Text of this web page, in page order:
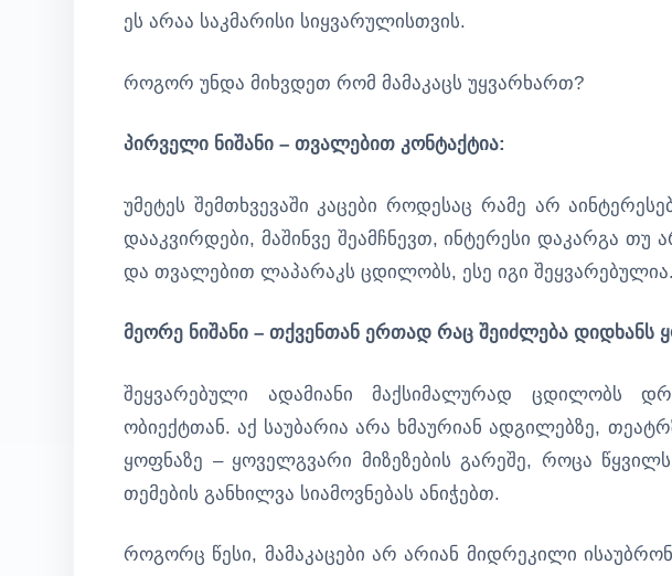
ეს არაა საკმარისი სიყვარულისთვის.
როგორ უნდა მიხვდეთ რომ მამაკაცს უყვარხართ?
პირველი ნიშანი – თვალებით კონტაქტია:
უმეტეს შემთხვევაში კაცები როდესაც რამე არ
დააკვირდები, მაშინვე შეამჩნევთ, ინტერესი დაკარგა
და თვალებით ლაპარაკს ცდილობს, ესე იგი შეყვარებულია.
მეორე ნიშანი – თქვენთან ერთად რაც შეიძლება დიდხანს
შეყვარებული ადამიანი მაქსიმალურად ცდილობს
ობიექტთან. აქ საუბარია არა ხმაურიან ადგილებზე,
ყოფნაზე – ყოველგვარი მიზეზების გარეშე, როცა
თემების განხილვა სიამოვნებას ანიჭებთ.
როგორც წესი, მამაკაცები არ არიან მიდრეკილი